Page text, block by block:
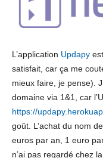
L’application Updapy
satisfait, car ça me
mieux faire, je pense).
domaine via 1&1, car
https://
goût. L’achat du nom
euros par an, 1 euro
n’ai pas regardé chez